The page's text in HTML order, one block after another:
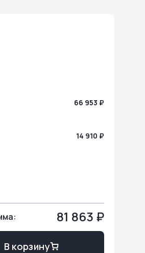
66 953 ₽
14 910 ₽
81 863 ₽
В корзину